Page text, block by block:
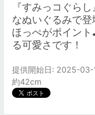
『すみっコぐら
なぬいぐるみで
ほっぺがポイン
る可愛さです！
提供開始日: 2025-03-
約42cm